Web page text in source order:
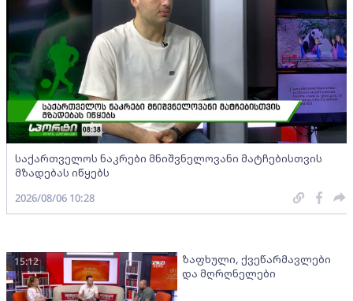
საქართველოს ნაკრები მნიშვნელოვანი მატჩებისთვის
მზადებას იწყებს
2026/08/06 10:28
ზაფხული, ქვეწარმავლები
და მღრღნელები
15:12